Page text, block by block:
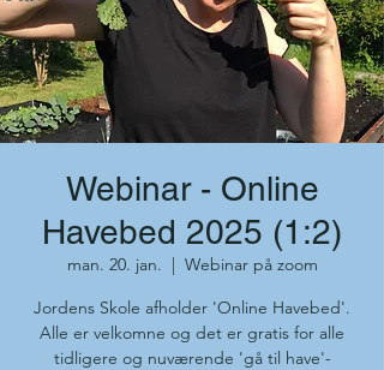
Webinar - Online
Havebed 2025 (1:2)
man. 20. jan.
  |
Webinar på zoom
Jordens Skole afholder 'Online Havebed'.
Alle er velkomne og det er gratis for alle
tidligere og nuværende 'gå til have'-